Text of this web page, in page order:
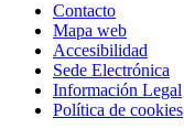
Contacto
Mapa web
Accesibilidad
Sede Electrónica
Información Legal
Política de cookies